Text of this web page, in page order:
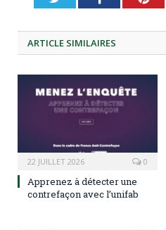
ARTICLE SIMILAIRES
22 JUILLET 2026 0
Apprenez à détecter une
contrefaçon avec l’unifab